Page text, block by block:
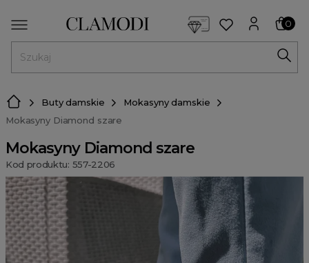
0
Buty damskie
Mokasyny damskie
Mokasyny Diamond szare
Mokasyny Diamond szare
Kod produktu: 557-2206